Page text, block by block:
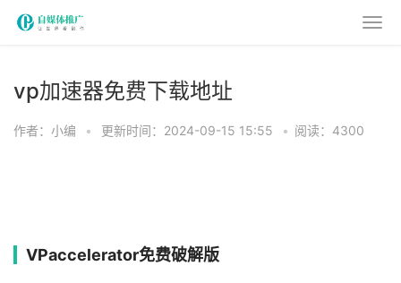
vp加速器免费下载地址
作者：小编 • 更新时间：2024-09-15 15:55 • 阅读：4300
VPaccelerator免费破解版